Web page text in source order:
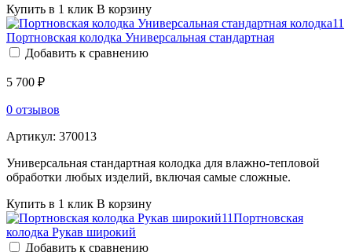
Купить в 1 клик В корзину
Портновская колодка Универсальная стандартная
Добавить к сравнению
5 700 ₽
0 отзывов
Артикул: 370013
Универсальная стандартная колодка для влажно-тепловой
обработки любых изделий, включая самые сложные.
Купить в 1 клик В корзину
Портновская
колодка Рукав широкий
Добавить к сравнению